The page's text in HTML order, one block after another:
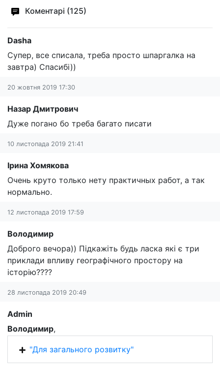
Коментарі (125)
Dasha
Супер, все списала, треба просто шпаргалка на
завтра) Спасибі))
20 жовтня 2019 17:30
Назар Дмитрович
Дуже погано бо треба багато писати
10 листопада 2019 21:41
Ірина Хомякова
Очень круто только нету практичных работ, а так
нормально.
12 листопада 2019 17:59
Володимир
Доброго вечора)) Підкажіть будь ласка які є три
приклади впливу географічного простору на
історію????
28 листопада 2019 20:49
Admin
Володимир,
"Для загального розвитку"